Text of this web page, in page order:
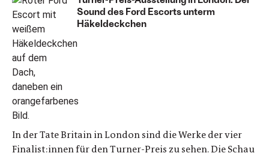
Sound des Ford Escorts unterm
Häkeldeckchen
In der Tate Britain in London sind die Werke der vier
Finalist:innen für den Turner-Preis zu sehen. Die Schau